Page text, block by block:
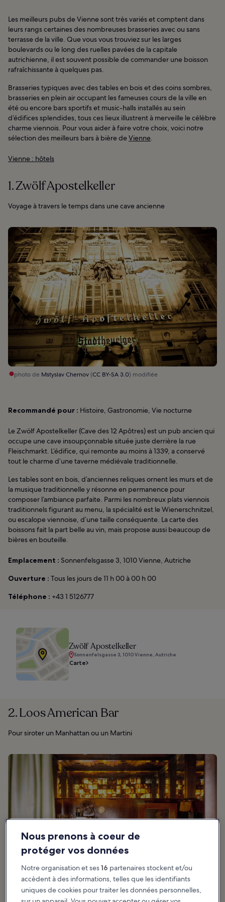
Les meilleurs pubs de Vienne sont très variés et comptent dans
leurs rangs certaines des nombreuses brasseries avec ou sans
terrasse de la ville. Que vous vous trouviez sur les larges
boulevards ou le long des ruelles pavées de la capitale
autrichienne, il est souvent possible de commander une boisson
rafraîchissante à quelques pas.
Brasseries typiques avec des tables en bois et des coins sombres,
brasseries en plein air occupant les fameuses cours de la ville en
été ou encore bars sportifs et music-halls installés au sein
d’édifices splendides, tous ces lieux illustrent à merveille le célèbre
charme viennois. Pour vous aider à faire votre choix, voici notre
sélection des meilleurs bars à bière deVienne
Vienne : hôtels
1. Zwölf Apostelkeller
Voyage à travers le temps dans une cave ancienne
photo de Mstyslav Chernov(CC BY-SA 3.0) modifiée
Recommandé pour : Histoire, Gastronomie, Vie nocturne
Le Zwölf Apostelkeller (Cave des 12 Apôtres) est un pub ancien qui
occupe une cave insoupçonnable située juste derrière la rue
Fleischmarkt. L’édifice, qui remonte au moins à 1339, a conservé
tout le charme d’une taverne médiévale traditionnelle.
Les tables sont en bois, d’anciennes reliques ornent les murs et de
la musique traditionnelle y résonne en permanence pour
composer l’ambiance parfaite. Parmi les nombreux plats viennois
traditionnels figurant au menu, la spécialité est le Wienerschnitzel,
ou escalope viennoise, d’une taille conséquente. La carte des
boissons fait la part belle au vin, mais propose aussi beaucoup de
bières en bouteille.
Emplacement : Sonnenfelsgasse 3, 1010 Vienne, Autriche
Ouverture : Tous les jours de 11 h 00 à 00 h 00
Téléphone : +43 1 5126777
Zwölf Apostelkeller
Sonnenfelsgasse 3, 1010 Vienne, Autriche
Carte
2. Loos American Bar
Pour siroter un Manhattan ou un Martini
Nous prenons à coeur de
protéger vos données
Notre organisation et ses16 partenaires stockent et/ou
accèdent à des informations, telles que les identifiants
uniques de cookies pour traiter les données personnelles,